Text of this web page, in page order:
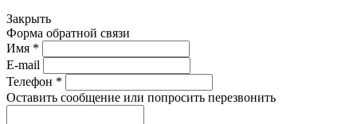
Закрыть
Форма обратной связи
Имя *
E-mail
Телефон *
Оставить сообщение или попросить перезвонить